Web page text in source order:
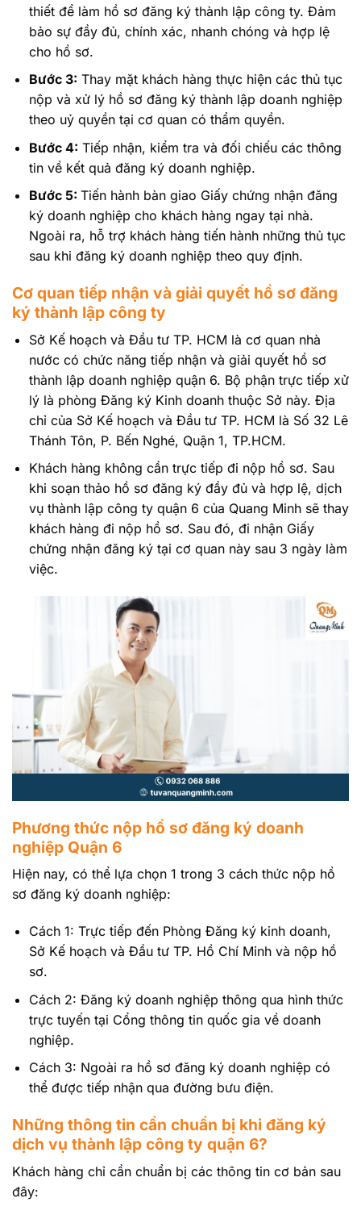
thiết để làm hồ sơ đăng ký thành lập công ty. Đảm
bảo sự đầy đủ, chính xác, nhanh chóng và hợp lệ
cho hồ sơ.
Bước 3: Thay mặt khách hàng thực hiện các thủ tục
nộp và xử lý hồ sơ đăng ký thành lập doanh nghiệp
theo uỷ quyền tại cơ quan có thẩm quyền.
Bước 4: Tiếp nhận, kiểm tra và đối chiếu các thông
tin về kết quả đăng ký doanh nghiệp.
Bước 5: Tiến hành bàn giao Giấy chứng nhận đăng
ký doanh nghiệp cho khách hàng ngay tại nhà.
Ngoài ra, hỗ trợ khách hàng tiến hành những thủ tục
sau khi đăng ký doanh nghiệp theo quy định.
Cơ quan tiếp nhận và giải quyết hồ sơ đăng
ký thành lập công ty
Sở Kế hoạch và Đầu tư TP. HCM là cơ quan nhà
nước có chức năng tiếp nhận và giải quyết hồ sơ
thành lập doanh nghiệp quận 6. Bộ phận trực tiếp xử
lý là phòng Đăng ký Kinh doanh thuộc Sở này. Địa
chỉ của Sở Kế hoạch và Đầu tư TP. HCM là Số 32 Lê
Thánh Tôn, P. Bến Nghé, Quận 1, TP.HCM.
Khách hàng không cần trực tiếp đi nộp hồ sơ. Sau
khi soạn thảo hồ sơ đăng ký đầy đủ và hợp lệ, dịch
vụ thành lập công ty quận 6 của Quang Minh sẽ thay
khách hàng đi nộp hồ sơ. Sau đó, đi nhận Giấy
chứng nhận đăng ký tại cơ quan này sau 3 ngày làm
việc.
Phương thức nộp hồ sơ đăng ký doanh
nghiệp Quận 6
Hiện nay, có thể lựa chọn 1 trong 3 cách thức nộp hồ
sơ đăng ký doanh nghiệp:
Cách 1: Trực tiếp đến Phòng Đăng ký kinh doanh,
Sở Kế hoạch và Đầu tư TP. Hồ Chí Minh và nộp hồ
sơ.
Cách 2: Đăng ký doanh nghiệp thông qua hình thức
trực tuyến tại Cổng thông tin quốc gia về doanh
nghiệp.
Cách 3: Ngoài ra hồ sơ đăng ký doanh nghiệp có
thể được tiếp nhận qua đường bưu điện.
Những thông tin cần chuẩn bị khi đăng ký
dịch vụ thành lập công ty quận 6?
Khách hàng chỉ cần chuẩn bị các thông tin cơ bản sau
đây: